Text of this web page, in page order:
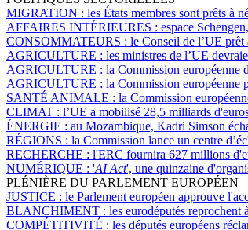
MIGRATION : les États membres sont prêts à
AFFAIRES INTÉRIEURES : espace
CONSOMMATEURS : le Conseil de l’UE prêt
AGRICULTURE : les ministres de l’UE
AGRICULTURE : la Commission européenne
AGRICULTURE : la Commission européenne
SANTÉ ANIMALE : la Commission
CLIMAT : l’UE a mobilisé 28,5 milliards
ÉNERGIE : au Mozambique, Kadri Simson
RÉGIONS : la Commission lance un centre
RECHERCHE : l'ERC fournira 627 millions
NUMÉRIQUE : 'AI Act', une quinzaine
PLÉNIÈRE DU PARLEMENT EUROPÉEN
JUSTICE : le Parlement européen approuve
BLANCHIMENT : les eurodéputés reprochent
COMPÉTITIVITÉ : les députés européens